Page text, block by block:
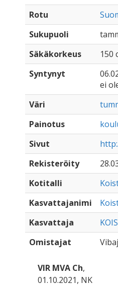
Rotu
Sukupuoli
Säkäkorkeus
150
Syntynyt
ei
Väri
Painotus
Sivut
Rekisteröity
Kotitalli
Kasvattajanimi
Kasvattaja
Omistajat
VIR MVA Ch,
01.10.2021, NK